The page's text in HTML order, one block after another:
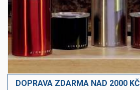
DOPRAVA ZDARMA NAD 2000 KČ